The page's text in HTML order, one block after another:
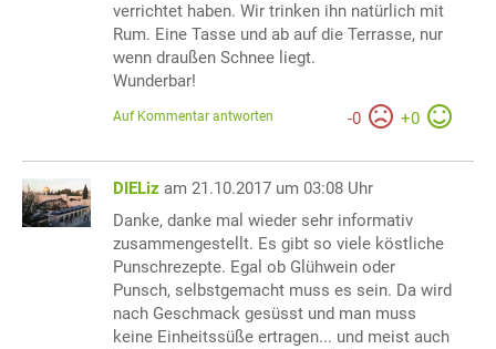
verrichtet haben. Wir trinken ihn natürlich mit
Rum. Eine Tasse und ab auf die Terrasse, nur
wenn draußen Schnee liegt.
Wunderbar!
-0 +0
Auf Kommentar antworten
DIELiz am 21.10.2017 um 03:08 Uhr
Danke, danke mal wieder sehr informativ
zusammengestellt. Es gibt so viele köstliche
Punschrezepte. Egal ob Glühwein oder
Punsch, selbstgemacht muss es sein. Da wird
nach Geschmack gesüsst und man muss
keine Einheitssüße ertragen... und meist auch